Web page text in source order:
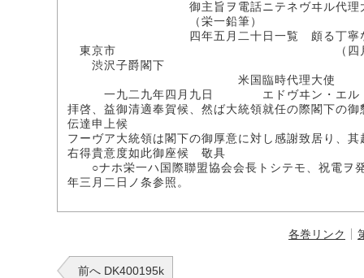
御主旨ヲ電話ニテネヴヰル代理大使
（栄一鉛筆）
四年五月二十日一覧 頗る丁寧なる来信
東京市 （四月十日
渋沢子爵閣下
米国臨時代理大使
一九二九年四月九日 エドヴヰン・エル・
拝啓、益御清適奉賀候、然ば大統領就任の際閣下の
伝達申上候
フーヴア大統領は閣下の御厚意に対し感謝致居り、
右得貴意度如此御座候 敬具
○ナホ栄一ハ国際聯盟協会会長トシテモ、祝電ヲ
年三月二日ノ条参照。
各巻リンク
前へ DK400195k